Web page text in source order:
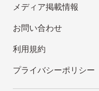
メディア掲載情報
お問い合わせ
利用規約
プライバシーポリシー